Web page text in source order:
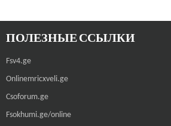
ПОЛЕЗНЫЕ ССЫЛКИ
Fsv4.ge
Onlinemricxveli.ge
Csoforum.ge
Fsokhumi.ge/online